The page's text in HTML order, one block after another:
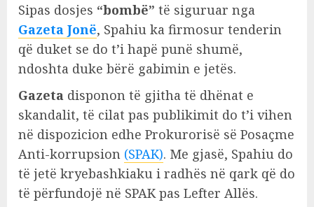
Sipas dosjes “bombë” të siguruar nga
Gazeta Jonë, Spahiu ka firmosur tenderin
që duket se do t’i hapë punë shumë,
ndoshta duke bërë gabimin e jetës.
Gazeta disponon të gjitha të dhënat e
skandalit, të cilat pas publikimit do t’i vihen
në dispozicion edhe Prokurorisë së Posaçme
Anti-korrupsion (SPAK). Me gjasë, Spahiu do
të jetë kryebashkiaku i radhës në qark që do
të përfundojë në SPAK pas Lefter Allës.